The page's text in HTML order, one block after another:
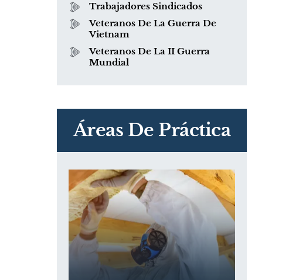
Trabajadores Sindicados
Veteranos De La Guerra De
Vietnam
Veteranos De La II Guerra
Mundial
Áreas De Práctica